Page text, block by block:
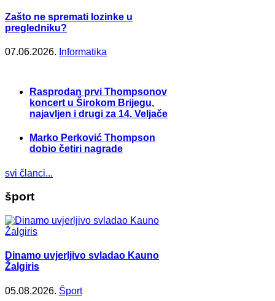
Zašto ne spremati lozinke u
pregledniku?
07.06.2026. Informatika
Rasprodan prvi Thompsonov
koncert u Širokom Brijegu,
najavljen i drugi za 14. Veljače
Marko Perković Thompson
dobio četiri nagrade
svi članci...
šport
Dinamo uvjerljivo svladao Kauno
Žalgiris
05.08.2026. Šport